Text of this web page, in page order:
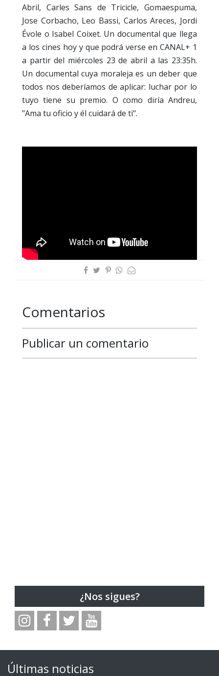
Abril, Carles Sans de Tricicle, Gomaespuma,
Jose Corbacho, Leo Bassi, Carlos Areces, Jordi
Évole o Isabel Coixet. Un documental que llega
a los cines hoy y que podrá verse en CANAL+ 1
a partir del miércoles 23 de abril a las 23:35h.
Un documental cuya moraleja es un deber que
todos nos deberíamos de aplicar: luchar por lo
tuyo tiene su premio. O como diría Andreu,
"Ama tu oficio y él cuidará de ti".
Comentarios
Publicar un comentario
¿Nos sigues?
Últimas noticias